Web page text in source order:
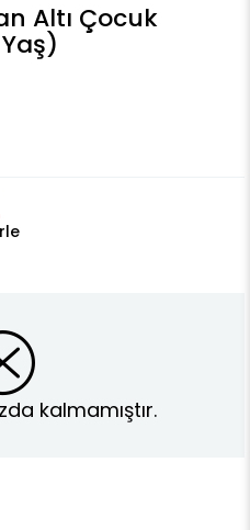
Altı Çocuk
kalmamıştır.